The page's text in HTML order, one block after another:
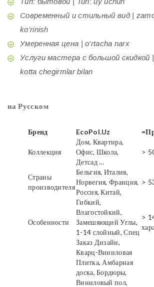
Современный и стильный вид |
ko'rinish
Умеренная цена | o'rtacha narx
Услуги мастера с большой скидкой
kotta chegirmlar bilan
на Русском
Бренд EcoPol.Uz
Коллекция
Дом, Квартира,
Офис, Школа,
Детсад ...
>
Страны
производителя
Бельгия, Италия,
Норвегия, Франция,
Россия, Китай,
>
Особенности
Гибкий,
Влагостойкий,
Замешяющий Углы,
1-14 слойный, Спец
Заказ Дизайн,
>
Кварц-Виниловая
Плитка, Амбарная
доска, Бордюры,
Виниловый пол,